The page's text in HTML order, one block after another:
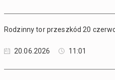
Rodzinny tor przeszkód 20
20.06.2026 11:01